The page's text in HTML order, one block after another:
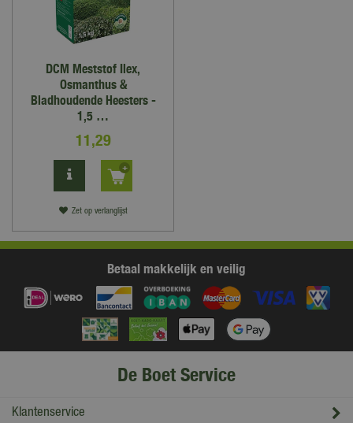
DCM Meststof Ilex,
Osmanthus &
Bladhoudende Heesters -
1,5 …
11,29
Zet op verlanglijst
Betaal makkelijk en veilig
De Boet Service
Klantenservice